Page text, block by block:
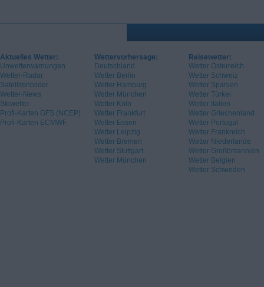
Aktuelles Wetter:
Unwetterwarnungen
Wetter-Radar
Satellitenbilder
Wetter-News
Skiwetter
Profi-Karten GFS (NCEP)
Profi-Karten ECMWF
Wettervorhersage:
Deutschland
Wetter Berlin
Wetter Hamburg
Wetter München
Wetter Köln
Wetter Frankfurt
Wetter Essen
Wetter Leipzig
Wetter Bremen
Wetter Stuttgart
Wetter München
Reisewetter:
Wetter Österreich
Wetter Schweiz
Wetter Spanien
Wetter Türkei
Wetter Italien
Wetter Griechenland
Wetter Portugal
Wetter Frankreich
Wetter Niederlande
Wetter Großbritannien
Wetter Belgien
Wetter Schweden